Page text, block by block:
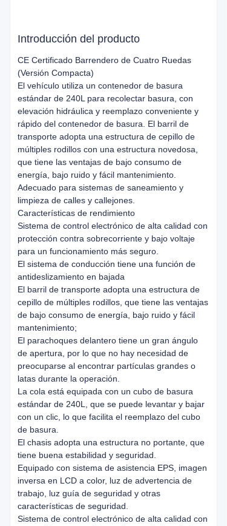
Introducción del producto
CE Certificado Barrendero de Cuatro Ruedas
(Versión Compacta)
El vehículo utiliza un contenedor de basura
estándar de 240L para recolectar basura, con
elevación hidráulica y reemplazo conveniente y
rápido del contenedor de basura. El barril de
transporte adopta una estructura de cepillo de
múltiples rodillos con una estructura novedosa,
que tiene las ventajas de bajo consumo de
energía, bajo ruido y fácil mantenimiento.
Adecuado para sistemas de saneamiento y
limpieza de calles y callejones.
Características de rendimiento
Sistema de control electrónico de alta calidad con
protección contra sobrecorriente y bajo voltaje
para un funcionamiento más seguro.
El sistema de conducción tiene una función de
antideslizamiento en bajada
El barril de transporte adopta una estructura de
cepillo de múltiples rodillos, que tiene las ventajas
de bajo consumo de energía, bajo ruido y fácil
mantenimiento;
El parachoques delantero tiene un gran ángulo
de apertura, por lo que no hay necesidad de
preocuparse al encontrar partículas grandes o
latas durante la operación.
La cola está equipada con un cubo de basura
estándar de 240L, que se puede levantar y bajar
con un clic, lo que facilita el reemplazo del cubo
de basura.
El chasis adopta una estructura no portante, que
tiene buena estabilidad y seguridad.
Equipado con sistema de asistencia EPS, imagen
inversa en LCD a color, luz de advertencia de
trabajo, luz guía de seguridad y otras
características de seguridad.
Sistema de control electrónico de alta calidad con